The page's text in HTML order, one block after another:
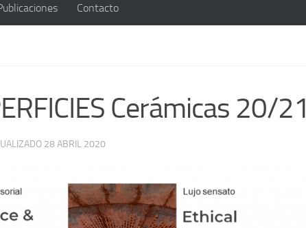
Contacto
Cerámicas 20/21
28 ABRIL 2020